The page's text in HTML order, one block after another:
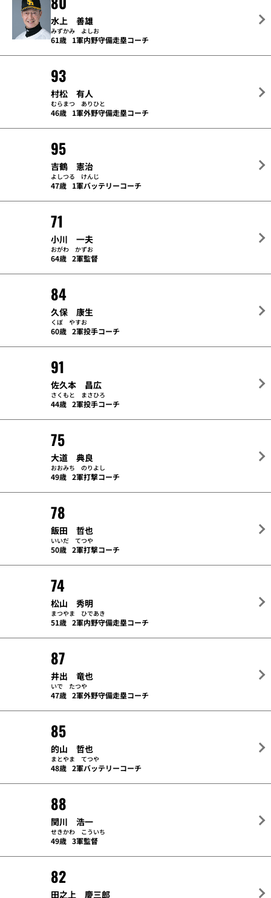
水上 善雄
みずかみ よしお
61歳 1軍内野守備走塁コーチ
93
村松 有人
むらまつ ありひと
46歳 1軍外野守備走塁コーチ
95
吉鶴 憲治
よしつる けんじ
47歳 1軍バッテリーコーチ
71
小川 一夫
おがわ かずお
64歳 2軍監督
84
久保 康生
くぼ やすお
60歳 2軍投手コーチ
91
佐久本 昌広
さくもと まさひろ
44歳 2軍投手コーチ
75
大道 典良
おおみち のりよし
49歳 2軍打撃コーチ
78
飯田 哲也
いいだ てつや
50歳 2軍打撃コーチ
74
松山 秀明
まつやま ひであき
51歳 2軍内野守備走塁コーチ
87
井出 竜也
いで たつや
47歳 2軍外野守備走塁コーチ
85
的山 哲也
まとやま てつや
48歳 2軍バッテリーコーチ
88
関川 浩一
せきかわ こういち
49歳 3軍監督
82
田之上 慶三郎